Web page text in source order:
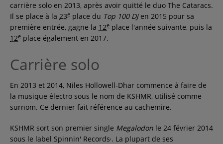
carrière solo en 2013, après avoir quitté le duo The Cataracs.
Il se place à la 23e place du Top 100 DJen 2015 pour sa
première entrée, gagne la 12e place l'année suivante, puis la
12e place également en 2017.
Carrière solo
En 2013 et 2014, Niles Hollowell-Dhar commence à faire de
la musique électro sous le nom de KSHMR, utilisé comme
surnom. Ce dernier fait référence au cachemire.
KSHMR sort son premier single Megalodon le 24 février 2014
sous le label Spinnin' Records . La plupart de ses